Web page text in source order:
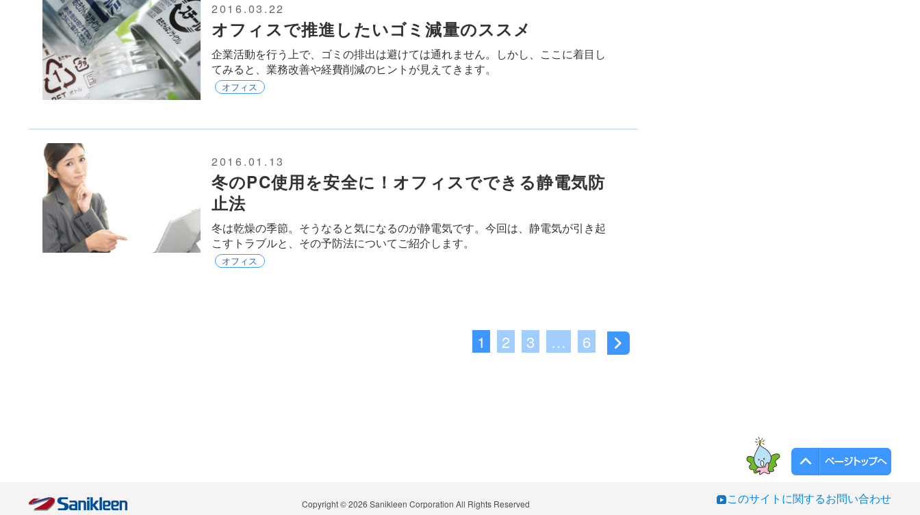
2016.03.22
オフィスで推進したいゴミ減量のススメ
企業活動を行う上で、ゴミの排出は避けては通れません。しかし、ここに着目し
てみると、業務改善や経費削減のヒントが見えてきます。
オフィス
2016.01.13
冬のPC使用を安全に！オフィスでできる静電気防
止法
冬は乾燥の季節。そうなると気になるのが静電気です。今回は、静電気が引き起
こすトラブルと、その予防法についてご紹介します。
オフィス
1 2 3 … 6
Copyright © 2026 Sanikleen Corporation All Rights Reserved このサイトに関するお問い合わせ